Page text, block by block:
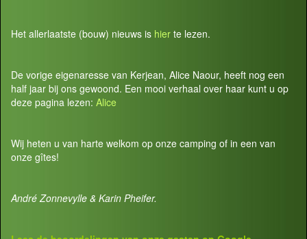
Het allerlaatste (bouw) nieuws is hier te lezen.
De vorige eigenaresse van Kerjean, Alice Naour, heeft nog een
half jaar bij ons gewoond. Een mooi verhaal over haar kunt u op
deze pagina lezen: Alice
Wij heten u van harte welkom op onze camping of in een van
onze gîtes!
André Zonnevylle & Karin Pheifer.